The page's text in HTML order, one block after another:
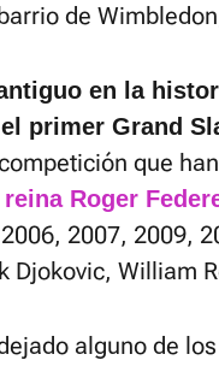
de
en la
primer Grand
que
reina Roger
2007, 2009,
Djokovic, William
alguno de